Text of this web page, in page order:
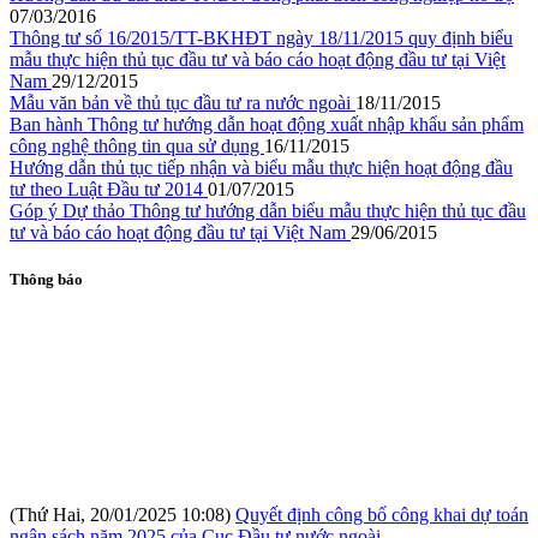
07/03/2016
Thông tư số 16/2015/TT-BKHĐT ngày 18/11/2015 quy định biểu
mẫu thực hiện thủ tục đầu tư và báo cáo hoạt động đầu tư tại Việt
Nam 29/12/2015
Mẫu văn bản về thủ tục đầu tư ra nước ngoài 18/11/2015
Ban hành Thông tư hướng dẫn hoạt động xuất nhập khẩu sản phẩm
công nghệ thông tin qua sử dụng 16/11/2015
Hướng dẫn thủ tục tiếp nhận và biểu mẫu thực hiện hoạt động đầu
tư theo Luật Đầu tư 2014 01/07/2015
Góp ý Dự thảo Thông tư hướng dẫn biểu mẫu thực hiện thủ tục đầu
tư và báo cáo hoạt động đầu tư tại Việt Nam 29/06/2015
Thông báo
ngân sách năm 2025 của Cục Đầu tư nước ngoài